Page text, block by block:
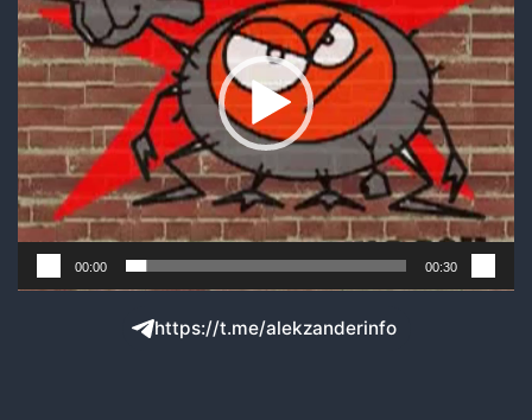
00:00 00:30
https://t.me/alekzanderinfo